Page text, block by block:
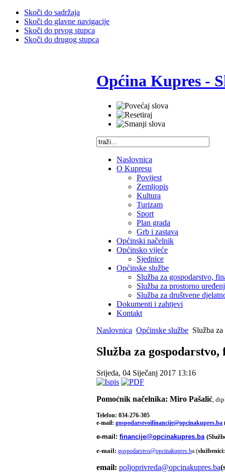
Skoči do sadržaja
Skoči do glavne navigacije
Skoči do prvog stupca
Skoči do drugog stupca
Općina Kupres -
Naslovnica
O Kupresu
Povijest
Zemljopis
Kultura
Turizam
Sport
Plan grada
Grb i zastava
Općinski načelnik
Općinsko vijeće
Sjednice
Općinske službe
Služba za gospodarstvo,
Služba za prostorno
Služba za društvene
Dokumenti i zahtjevi
Kontakt
Naslovnica Općinske službe Služba
Služba za
Srijeda, 04 Siječanj 2017 13:16
Pomoćnik načelnika: Miro Pašalić ,
Telefon: 034-276-305
e-mail: gospodarstvoifinancije@opcinakupres.ba
e-mail: financije@opcinakupres.ba
e-mail: gospodarstvo@opcinakupres.ba (službenici:
email: poljoprivreda@opcinakupres.ba